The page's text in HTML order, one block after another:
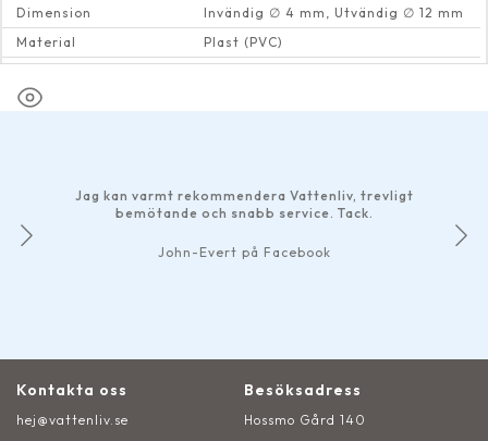
Dimension
Invändig ∅ 4 mm, Utvändig ∅ 12 mm
Material
Plast (PVC)
Jag kan varmt rekommendera Vattenliv, trevligt
bemötande och snabb service. Tack.
John-Evert på Facebook
Kontakta oss
hej@vattenliv.se
Besöksadress
Hossmo Gård 140